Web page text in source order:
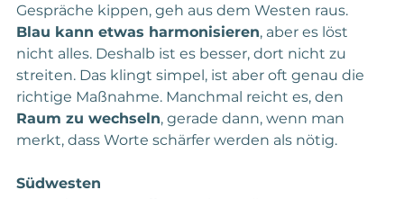
Gespräche kippen, geh aus dem Westen raus.
Blau kann etwas harmonisieren, aber es löst
nicht alles. Deshalb ist es besser, dort nicht zu
streiten. Das klingt simpel, ist aber oft genau die
richtige Maßnahme. Manchmal reicht es, den
Raum zu wechseln, gerade dann, wenn man
merkt, dass Worte schärfer werden als nötig.
Südwesten